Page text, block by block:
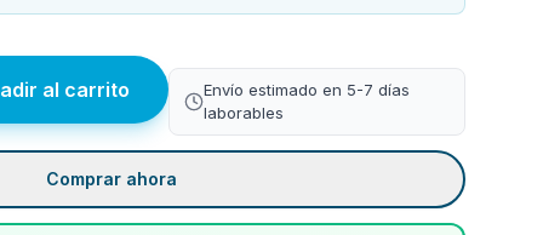
al carrito
Envío estimado en 5-7 días
laborables
Comprar ahora